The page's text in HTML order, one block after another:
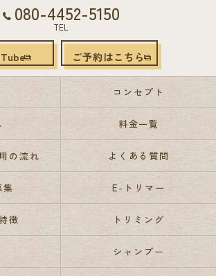
080-4452-5150
TEL
ご予約はこちら
コンセプト
料金一覧
の流れ よくある質問
集 E-トリマー
徴 トリミング
シャンプー